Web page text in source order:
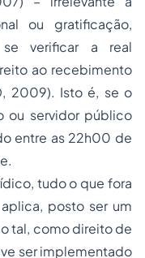
ou gratificação,
verificar a real
ao recebimento
2009). Isto é, se o
ou servidor público
entre as 22h00 de
tudo o que fora
posto ser um
tal, como direito de
ser implementado